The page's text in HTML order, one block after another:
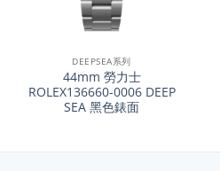
DEEPSEA系列
44mm 勞力士
ROLEX136660-0006 DEEP
SEA 黑色錶面